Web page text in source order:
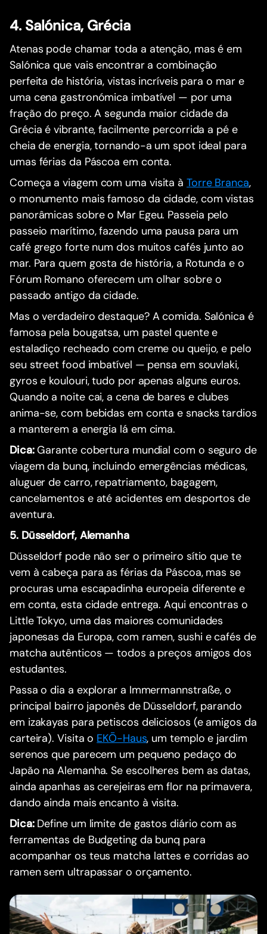
4. Salónica, Grécia
Atenas pode chamar toda a atenção, mas é em
Salónica que vais encontrar a combinação
perfeita de história, vistas incríveis para o mar e
uma cena gastronómica imbatível — por uma
fração do preço. A segunda maior cidade da
Grécia é vibrante, facilmente percorrida a pé e
cheia de energia, tornando-a um spot ideal para
umas férias da Páscoa em conta.
Começa a viagem com uma visita àTorre Branca,
o monumento mais famoso da cidade, com vistas
panorâmicas sobre o Mar Egeu. Passeia pelo
passeio marítimo, fazendo uma pausa para um
café grego forte num dos muitos cafés junto ao
mar. Para quem gosta de história, a Rotunda e o
Fórum Romano oferecem um olhar sobre o
passado antigo da cidade.
Mas o verdadeiro destaque? A comida. Salónica é
famosa pela bougatsa, um pastel quente e
estaladiço recheado com creme ou queijo, e pelo
seu street food imbatível — pensa em souvlaki,
gyros e koulouri, tudo por apenas alguns euros.
Quando a noite cai, a cena de bares e clubes
anima-se, com bebidas em conta e snacks tardios
a manterem a energia lá em cima.
Dica:Garante cobertura mundial com o seguro de
viagem da bunq, incluindo emergências médicas,
aluguer de carro, repatriamento, bagagem,
cancelamentos e até acidentes em desportos de
aventura.
5. Düsseldorf, Alemanha
Düsseldorf pode não ser o primeiro sítio que te
vem à cabeça para as férias da Páscoa, mas se
procuras uma escapadinha europeia diferente e
em conta, esta cidade entrega. Aqui encontras o
Little Tokyo, uma das maiores comunidades
japonesas da Europa, com ramen, sushi e cafés de
matcha autênticos — todos a preços amigos dos
estudantes.
Passa o dia a explorar a Immermannstraße, o
principal bairro japonês de Düsseldorf, parando
em izakayas para petiscos deliciosos (e amigos da
carteira). Visita o EKŌ-Haus, um templo e jardim
serenos que parecem um pequeno pedaço do
Japão na Alemanha. Se escolheres bem as datas,
ainda apanhas as cerejeiras em flor na primavera,
dando ainda mais encanto à visita.
Dica: Define um limite de gastos diário com as
ferramentas de Budgeting da bunq para
acompanhar os teus matcha lattes e corridas ao
ramen sem ultrapassar o orçamento.